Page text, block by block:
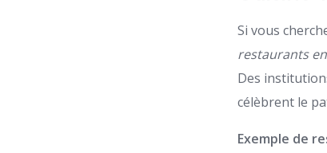
Si vous
restaurants
Des
célèbrent le
Exemple de